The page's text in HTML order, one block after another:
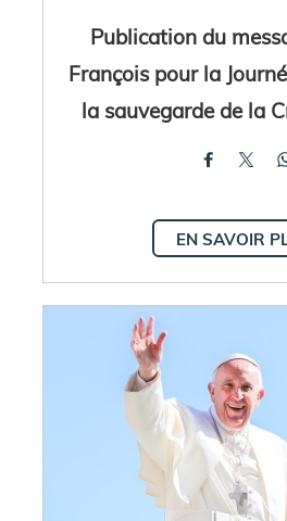
Publication du
François pour la
la sauvegarde de la
EN SAVOIR